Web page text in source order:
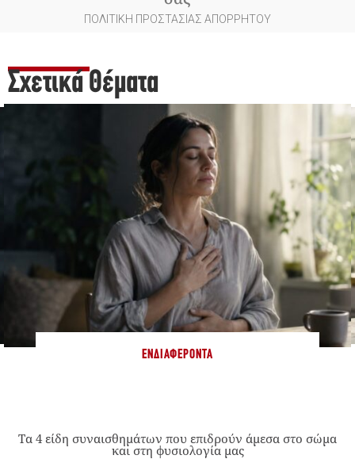
ΠΟΛΙΤΙΚΗ ΠΡΟΣΤΑΣΙΑΣ ΑΠΟΡΡΗΤΟΥ
Σχετικά Θέματα
ΕΝΔΙΑΦΈΡΟΝΤΑ
Τα 4 είδη συναισθημάτων που επιδρούν άμεσα στο σώμα
και στη φυσιολογία μας